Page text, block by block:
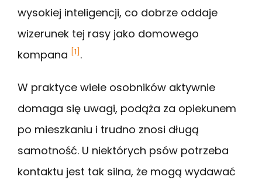
wysokiej inteligencji, co dobrze oddaje
wizerunek tej rasy jako domowego
kompana
[1] .
W praktyce wiele osobników aktywnie
domaga się uwagi, podąża za opiekunem
po mieszkaniu i trudno znosi długą
samotność. U niektórych psów potrzeba
kontaktu jest tak silna, że mogą wydawać